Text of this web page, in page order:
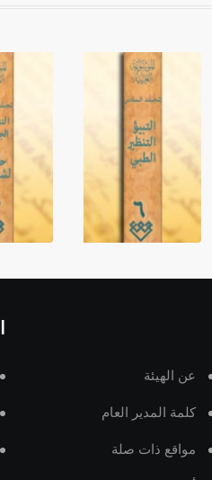
عن الهيئة
كلمة المدير العام
مواقع ذات صلة